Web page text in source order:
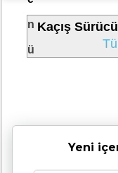
n
ü
Kaçış
Yeni